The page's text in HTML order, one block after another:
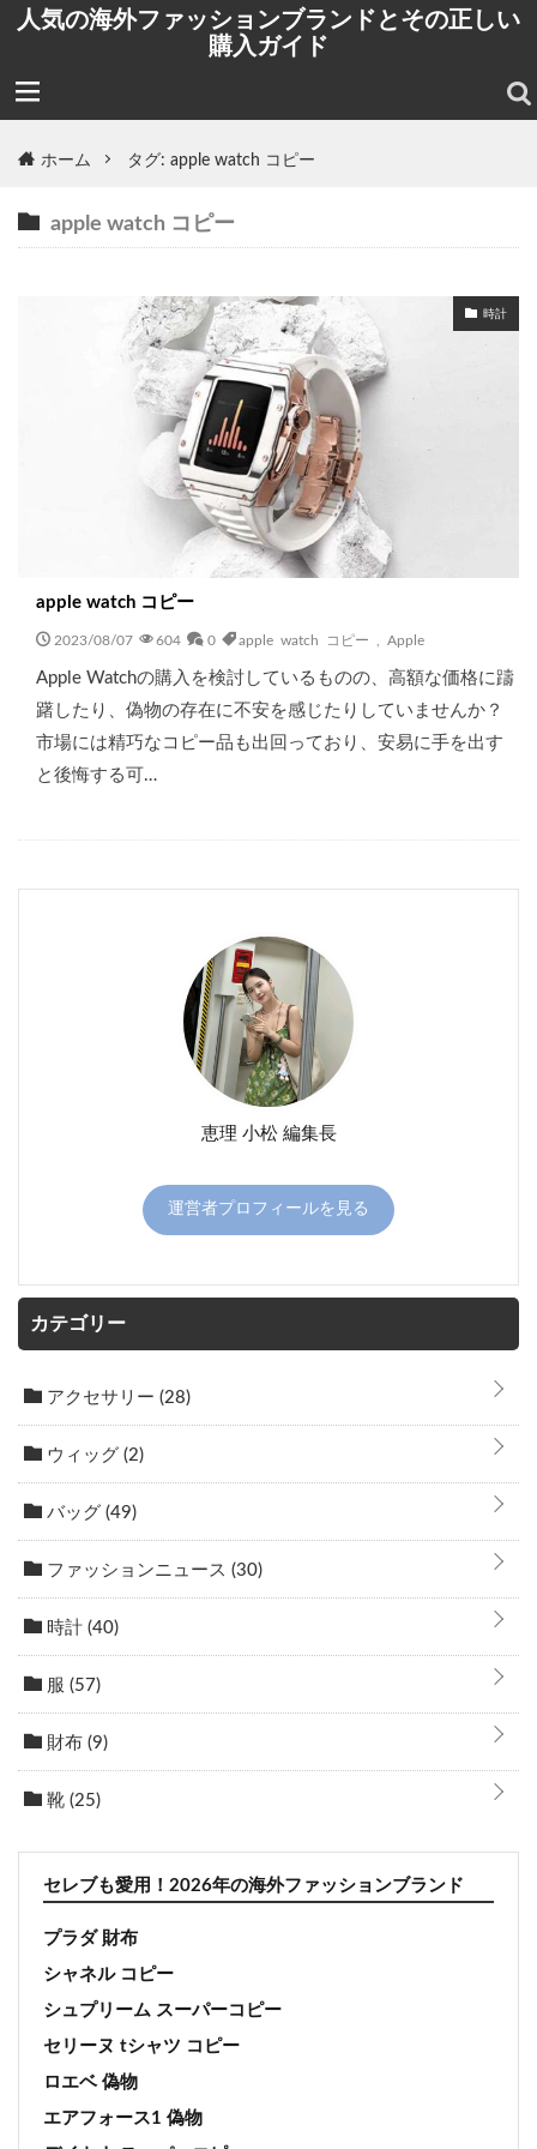
人気の海外ファッションブランドとその正しい
購入ガイド
ホーム タグ: apple watch コピー
apple watch コピー
時計
apple watch コピー
2023/08/07 604 0 apple watch コピー Apple
Apple Watchの購入を検討しているものの、高額な価格に躊
躇したり、偽物の存在に不安を感じたりしていませんか？
市場には精巧なコピー品も出回っており、安易に手を出す
と後悔する可…
恵理 小松 編集長
運営者プロフィールを見る
カテゴリー
アクセサリー (28)
ウィッグ (2)
バッグ (49)
ファッションニュース (30)
時計 (40)
服 (57)
財布 (9)
靴 (25)
セレブも愛用！2026年の海外ファッションブランド
プラダ 財布
シャネル コピー
シュプリーム スーパーコピー
セリーヌ tシャツ コピー
ロエベ 偽物
エアフォース1 偽物